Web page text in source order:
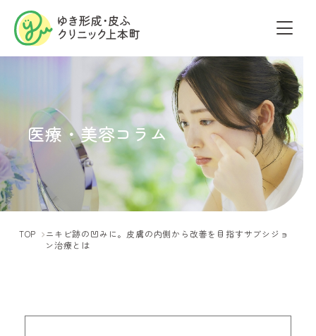
医療・美容コラム
TOP
ニキビ跡の凹みに。皮膚の内側から改善を目指すサブシジョ
ン治療とは